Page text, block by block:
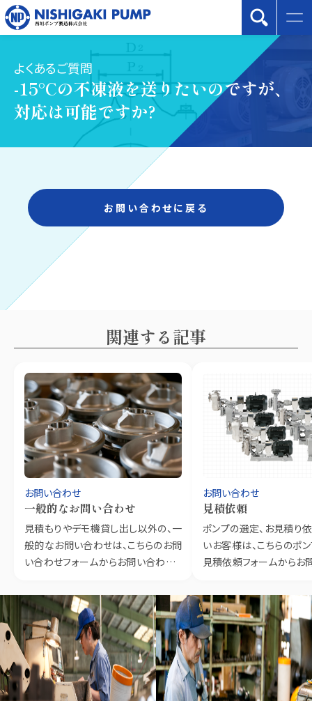
よくあるご質問
-15°Cの不凍液を送りたいのですが、
対応は可能ですか?
お問い合わせに戻る
関連する記事
お問い合わせ
一般的なお問い合わせ
見積もりやデモ機貸し出し以外の、一
般的なお問い合わせは、こちらのお問
い合わせフォームからお問い合わせく
お問い合わせ
見積依頼
ポンプの選定、お見積り
いお客様は、こちらのポ
見積依頼フォームからお